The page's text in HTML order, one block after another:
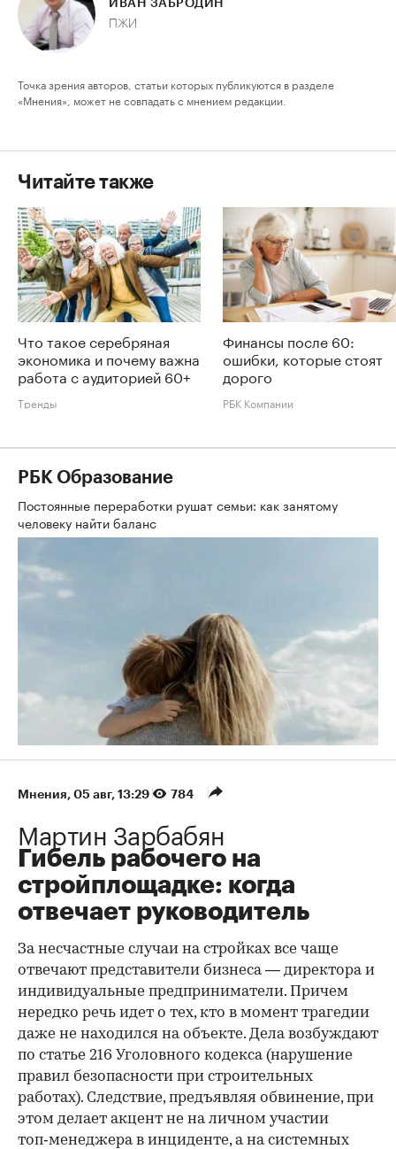
ИВАН ЗАБРОДИН
ПЖИ
Точка зрения авторов, статьи которых публикуются в разделе
«Мнения», может не совпадать с мнением редакции.
Читайте также
Что такое серебряная
экономика и почему важна
работа с аудиторией 60+
Тренды
Финансы после 60:
ошибки, которые стоят
дорого
РБК Компании
РБК Образование
Постоянные переработки рушат семьи: как занятому
человеку найти баланс
Мнения⁠, 05 авг, 13:29 784
Мартин Зарбабян
Гибель рабочего на
стройплощадке: когда
отвечает руководитель
За несчастные случаи на стройках все чаще
отвечают представители бизнеса — директора и
индивидуальные предприниматели. Причем
нередко речь идет о тех, кто в момент трагедии
даже не находился на объекте. Дела возбуждают
по статье 216 Уголовного кодекса (нарушение
правил безопасности при строительных
работах). Следствие, предъявляя обвинение, при
этом делает акцент не на личном участии
топ‑менеджера в инциденте, а на системных